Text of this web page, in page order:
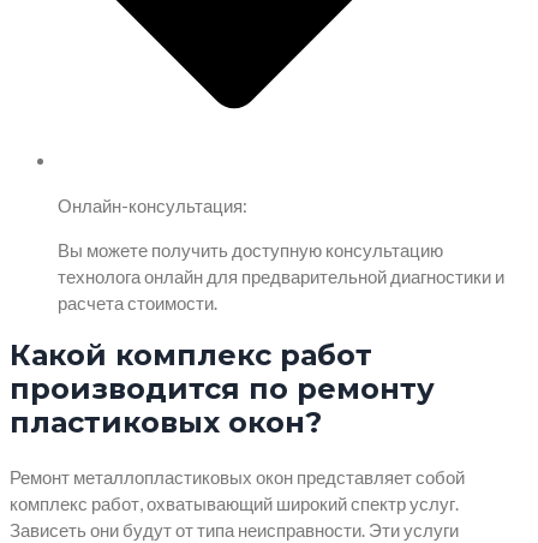
Онлайн-консультация:
Вы можете получить доступную консультацию
технолога онлайн для предварительной диагностики и
расчета стоимости.
Какой комплекс работ
производится по ремонту
пластиковых окон?
Ремонт металлопластиковых окон представляет собой
комплекс работ, охватывающий широкий спектр услуг.
Зависеть они будут от типа неисправности. Эти услуги